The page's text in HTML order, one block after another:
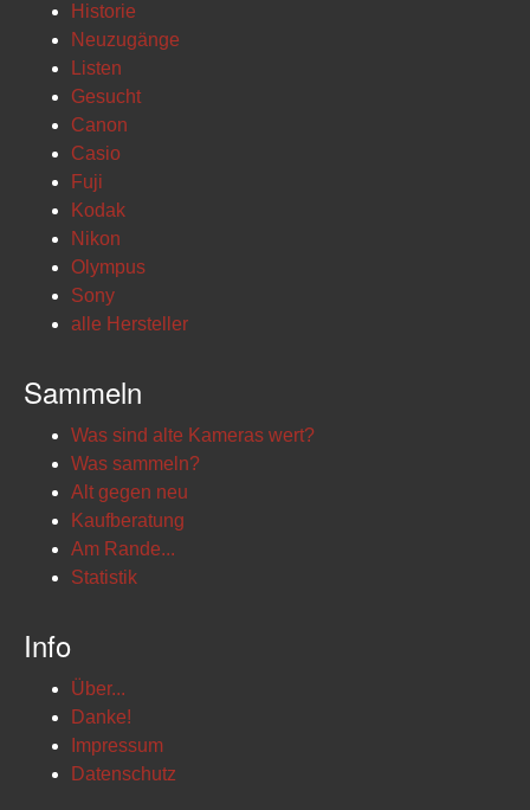
Historie
Neuzugänge
Listen
Gesucht
Canon
Casio
Fuji
Kodak
Nikon
Olympus
Sony
alle Hersteller
Sammeln
Was sind alte Kameras wert?
Was sammeln?
Alt gegen neu
Kaufberatung
Am Rande...
Statistik
Info
Über...
Danke!
Impressum
Datenschutz